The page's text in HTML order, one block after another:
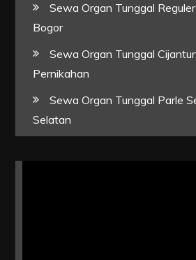
Sewa Organ Tunggal
Bogor
Sewa Organ Tunggal
Pernikahan
Sewa Organ Tunggal Parle
Selatan